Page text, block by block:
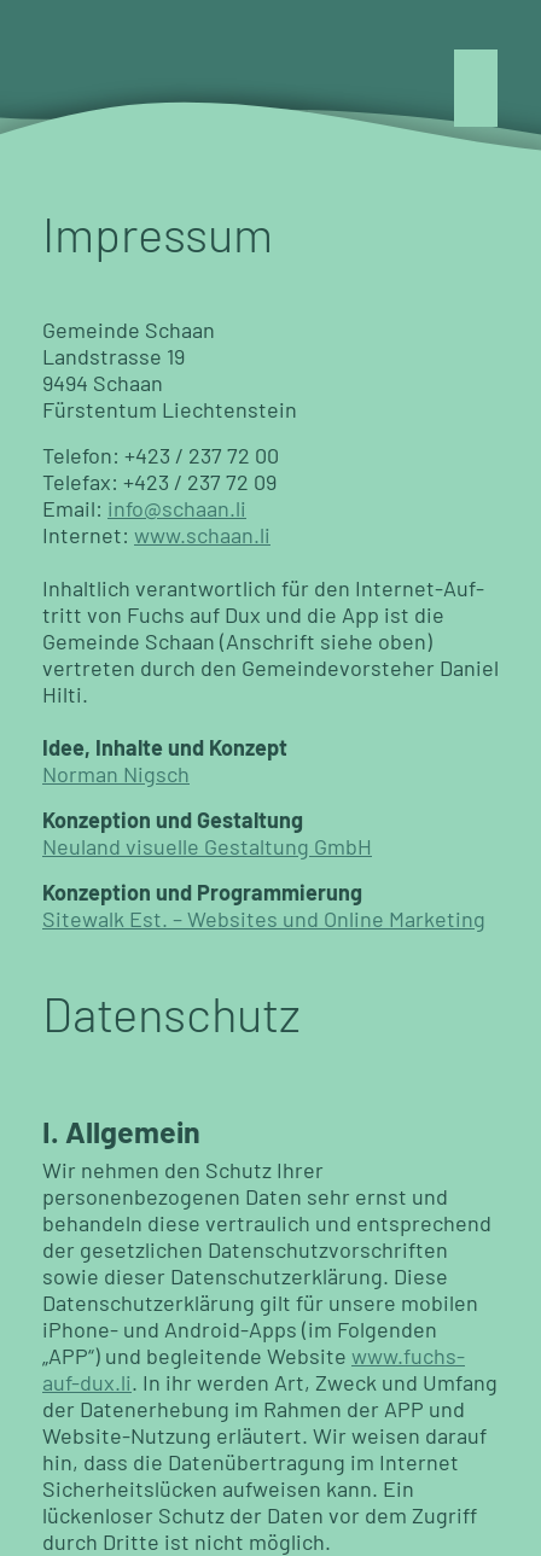
Impressum
Ge­mein­de Scha­an
Land­stras­se 19
9494 Scha­an
Fürs­ten­tum Liech­ten­stein
Te­le­fon: +423 / 237 72 00
Te­le­fax: +423 / 237 72 09
Email: info@​scha­an.​li
In­ter­net: www.schaan.li
In­halt­lich ver­ant­wort­lich für den In­ter­net-Auf­
tritt von Fuchs auf Dux und die App ist die
Gemeinde Schaan (Anschrift siehe oben)
vertreten durch den Ge­mein­de­vor­ste­her Da­ni­el
Hilti.
Idee, Inhalte und Konzept
Norman Nigsch
Kon­zep­ti­on und Ge­stal­tung
Neu­land vi­su­el­le Ge­stal­tung GmbH
Konzeption und Pro­gram­mie­rung
Site­walk Est. – Websites und Online Marketing
Datenschutz
I. Allgemein
Wir nehmen den Schutz Ihrer
personenbezogenen Daten sehr ernst und
behandeln diese vertraulich und entsprechend
der gesetzlichen Datenschutzvorschriften
sowie dieser Datenschutzerklärung. Diese
Datenschutzerklärung gilt für unsere mobilen
iPhone- und Android-Apps (im Folgenden
„APP“) und begleitende Website www.fuchs-
auf-dux.li. In ihr werden Art, Zweck und Umfang
der Datenerhebung im Rahmen der APP und
Website-Nutzung erläutert. Wir weisen darauf
hin, dass die Datenübertragung im Internet
Sicherheitslücken aufweisen kann. Ein
lückenloser Schutz der Daten vor dem Zugriff
durch Dritte ist nicht möglich.